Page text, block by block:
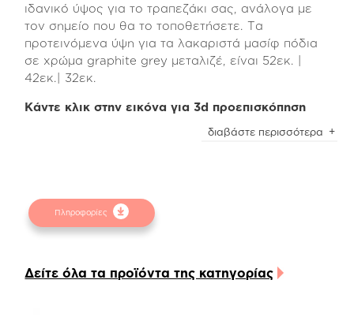
ιδανικό ύψος για το τραπεζάκι σας, ανάλογα με
τον σημείο που θα το τοποθετήσετε. Τα
προτεινόμενα ύψη για τα λακαριστά μασίφ πόδια
σε χρώμα graphite grey μεταλιζέ, είναι 52εκ. |
42εκ.| 32εκ.
Κάντε κλικ στην εικόνα για 3d προεπισκόπηση
Με αυτόν τον τρόπο θα δημιουργήσετε των
προϊόντων στο επισυναπτόμενο pdf.
Προσοχή! Ενδέχεται να υπάρχει μικρή χρωματική
εξυπηρέτησή σας συμβουλευτείτε τα
διαβάστε περισσότερα
Πληροφορίες
Δείτε όλα τα προϊόντα της κατηγορίας